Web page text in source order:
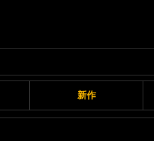
新作